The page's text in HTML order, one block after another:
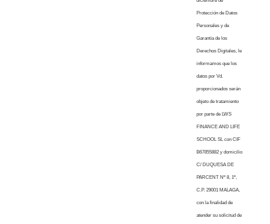
Protección de Datos
Personales y de
Garantía de los
Derechos Digitales, le
informamos que los
datos por Vd.
proporcionados serán
objeto de tratamiento
por parte de LWS
FINANCE AND LIFE
SCHOOL SL con CIF
B67855882 y domicilio
C/ DUQUESA DE
PARCENT Nº 8, 1º,
C.P. 29001 MALAGA,
con la finalidad de
atender su solicitud de